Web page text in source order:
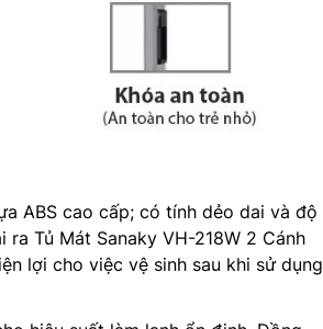
ABS cao cấp; có tính dẻo dai và độ
Tủ Mát Sanaky VH-218W 2 Cánh
lợi cho việc vệ sinh sau khi sử dụng